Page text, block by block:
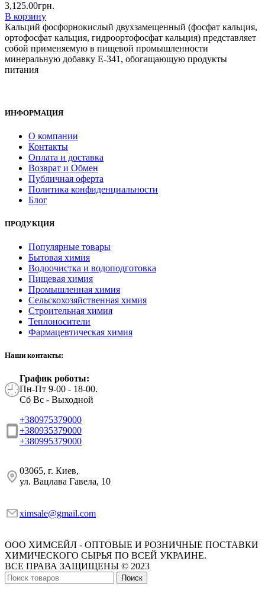
3,125.00грн.
В корзину
Кальций фосфорнокислый двухзамещенный (фосфат кальция,
ортофосфат кальция, гидроортофосфат кальция) представляет
собой применяемую в пищевой промышленности
минеральную добавку Е-341, обогащающую продукты
питания
ИНФОРМАЦИЯ
О компании
Контакты
Оплата и доставка
Возврат и Обмен
Публичная оферта
Политика конфиденциальности
Блог
ПРОДУКЦИЯ
Популярные товары
Бытовая химия
Водоочистка и водоподготовка
Пищевая химия
Промышленная химия
Сельскохозяйственная химия
Строительная химия
Теплоносители
Фармацевтическая химия
Наши контакты:
График роботы:
Пн-Пт 9-00 - 18-00.
Сб Вс - Выходной
+380975379000
+380935379000
+380995379000
03065, г. Киев,
ул. Вацлава Гавела, 10
ximsale@gmail.com
ООО ХИМСЕЙЛ - ОПТОВЫЕ И РОЗНИЧНЫЕ ПОСТАВКИ
ХИМИЧЕСКОГО СЫРЬЯ ПО ВСЕЙ УКРАИНЕ.
ВСЕ ПРАВА ЗАЩИЩЕНЫ © 2023
Поиск